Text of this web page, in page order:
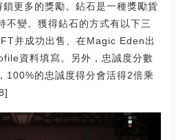
更多的獎勵。鉆石是一種獎勵貨
不變。獲得鉆石的方式有以下三
并成功出售、在Magic Eden出
資料填寫。另外，忠誠度分數
100%的忠誠度得分會活得2倍乘